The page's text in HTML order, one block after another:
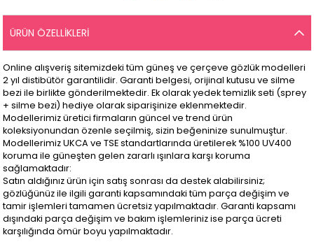
ÜRÜN ÖZELLIKLERI
Online alışveriş sitemizdeki tüm güneş ve çerçeve gözlük modelleri
2 yıl distibütör garantilidir. Garanti belgesi, orijinal kutusu ve silme
bezi ile birlikte gönderilmektedir. Ek olarak yedek temizlik seti (sprey
+ silme bezi) hediye olarak siparişinize eklenmektedir.
Modellerimiz üretici firmaların güncel ve trend ürün
koleksiyonundan özenle seçilmiş, sizin beğeninize sunulmuştur.
Modellerimiz UKCA ve TSE standartlarında üretilerek %100 UV400
koruma ile güneşten gelen zararlı ışınlara karşı koruma
sağlamaktadır:
Satın aldığınız ürün için satış sonrası da destek alabilirsiniz;
gözlüğünüz ile ilgili garanti kapsamındaki tüm parça değişim ve
tamir işlemleri tamamen ücretsiz yapılmaktadır. Garanti kapsamı
dışındaki parça değişim ve bakım işlemleriniz ise parça ücreti
karşılığında ömür boyu yapılmaktadır.